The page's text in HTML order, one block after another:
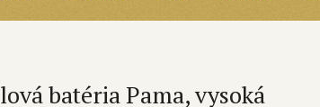
batéria Pama, vysoká